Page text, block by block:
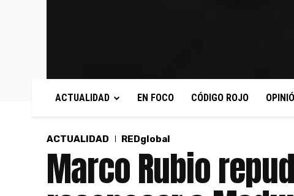
ACTUALIDAD EN FOCO CÓDIGO ROJO
ACTUALIDAD REDglobal
Marco Rubio